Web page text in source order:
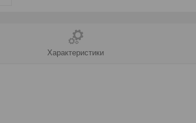
Характеристики